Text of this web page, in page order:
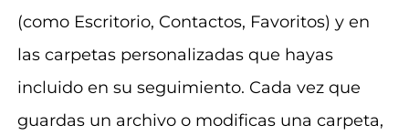
(como Escritorio, Contactos, Favoritos) y en
las carpetas personalizadas que hayas
incluido en su seguimiento. Cada vez que
guardas un archivo o modificas una carpeta,